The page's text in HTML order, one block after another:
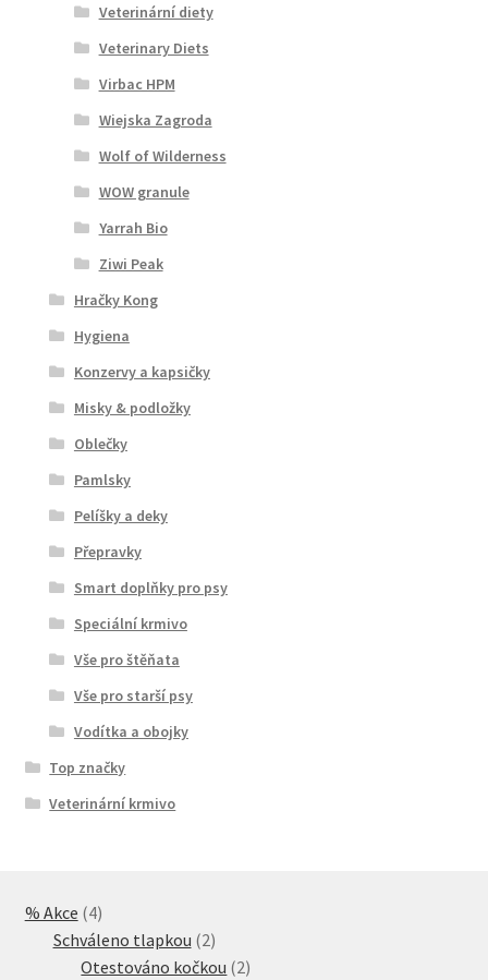
Veterinární diety
Veterinary Diets
Virbac HPM
Wiejska Zagroda
Wolf of Wilderness
WOW granule
Yarrah Bio
Ziwi Peak
Hračky Kong
Hygiena
Konzervy a kapsičky
Misky & podložky
Oblečky
Pamlsky
Pelíšky a deky
Přepravky
Smart doplňky pro psy
Speciální krmivo
Vše pro štěňata
Vše pro starší psy
Vodítka a obojky
Top značky
Veterinární krmivo
% Akce 44
produkty
Schváleno tlapkou 22
produkty
Otestováno kočkou 22